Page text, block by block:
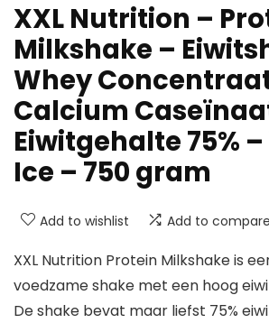
XXL Nutrition –
Milkshake –
Whey
Calcium
Eiwitgehalte 75%
Ice – 750 gram
Add to wishlist Add to compare
XXL Nutrition Protein Milkshake is
voedzame shake met een hoog
De shake bevat maar liefst 75%